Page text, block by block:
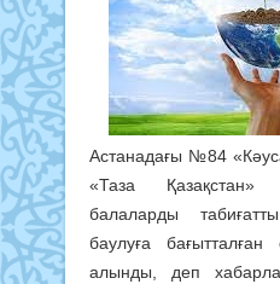
Астанадағы №84
«Таза Қазақстан»
балаларды
баулуға
алынды, деп